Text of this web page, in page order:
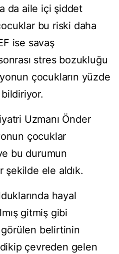
da aile içi şiddet
bu riski daha
ise savaş
stres bozukluğu
çocukların yüzde
Uzmanı Önder
çocuklar
bu durumun
şekilde ele aldık.
hayal
gitmiş gibi
görülen belirtinin
çevreden gelen